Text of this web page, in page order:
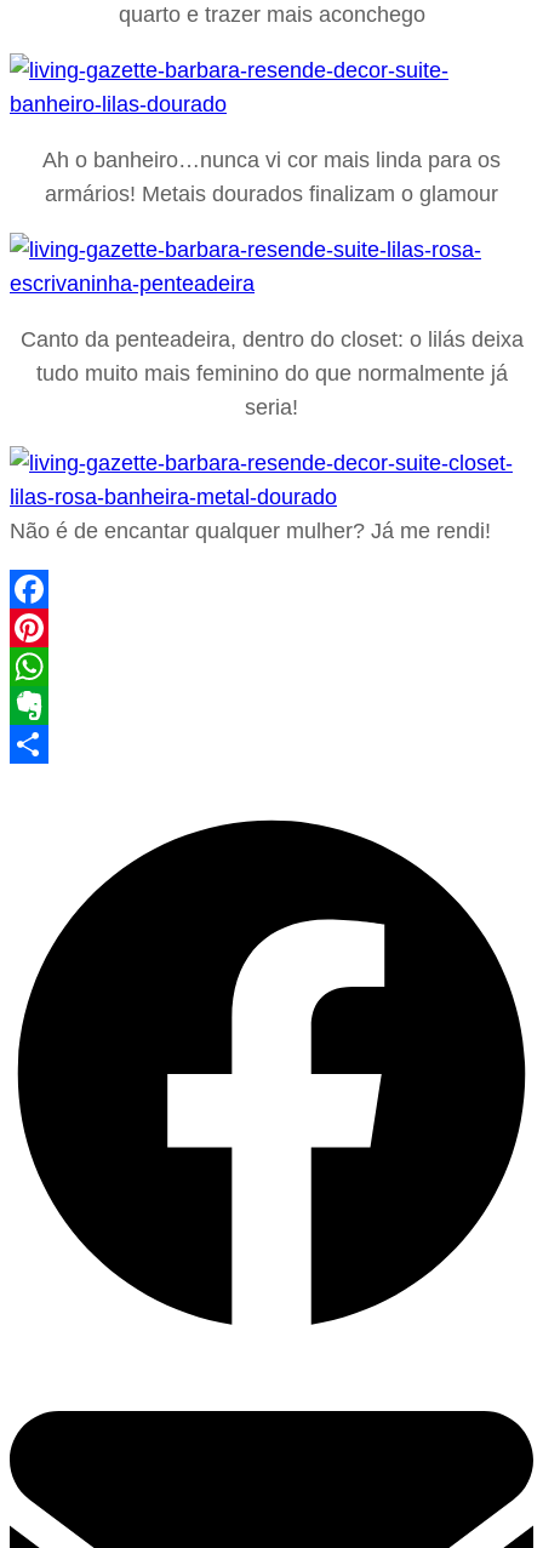
quarto e trazer mais aconchego
Ah o banheiro…nunca vi cor mais linda para os
armários! Metais dourados finalizam o glamour
Canto da penteadeira, dentro do closet: o lilás deixa
tudo muito mais feminino do que normalmente já
seria!
Não é de encantar qualquer mulher? Já me rendi!
Facebook
Pinterest
WhatsApp
Evernote